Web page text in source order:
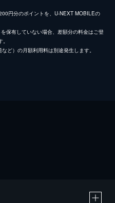
円分のポイントを、U-NEXT MOBILEの
保有していない場合、差額分の料金はご登
ど）の月額利用料は別途発生します。